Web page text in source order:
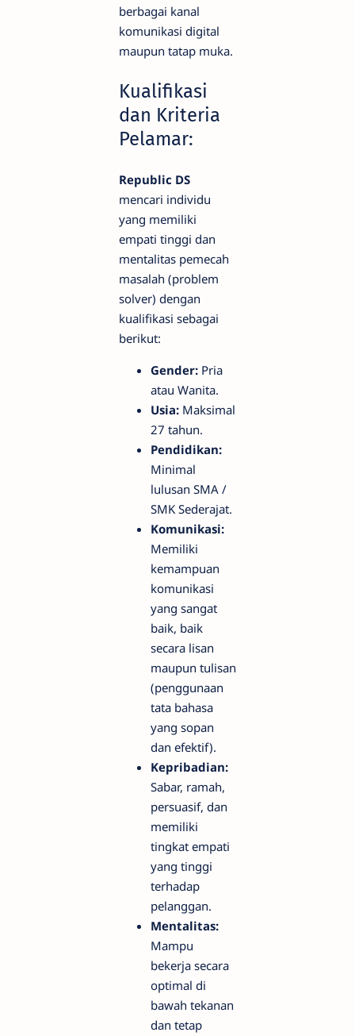
berbagai kanal
komunikasi digital
maupun tatap muka.
Kualifikasi
dan Kriteria
Pelamar:
Republic DS
mencari individu
yang memiliki
empati tinggi dan
mentalitas pemecah
masalah (problem
solver) dengan
kualifikasi sebagai
berikut:
Gender: Pria
atau Wanita.
Usia: Maksimal
27 tahun.
Pendidikan:
Minimal
lulusan SMA /
SMK Sederajat.
Komunikasi:
Memiliki
kemampuan
komunikasi
yang sangat
baik, baik
secara lisan
maupun tulisan
(penggunaan
tata bahasa
yang sopan
dan efektif).
Kepribadian:
Sabar, ramah,
persuasif, dan
memiliki
tingkat empati
yang tinggi
terhadap
pelanggan.
Mentalitas:
Mampu
bekerja secara
optimal di
bawah tekanan
dan tetap